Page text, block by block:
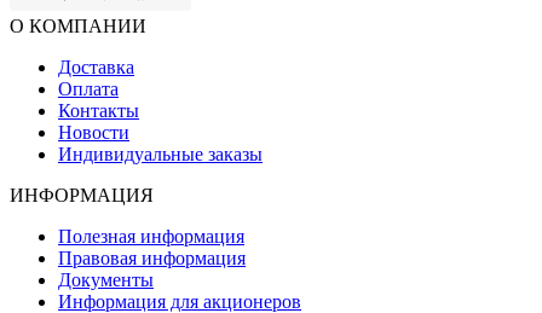
О КОМПАНИИ
Доставка
Оплата
Контакты
Новости
Индивидуальные заказы
ИНФОРМАЦИЯ
Полезная информация
Правовая информация
Документы
Информация для акционеров